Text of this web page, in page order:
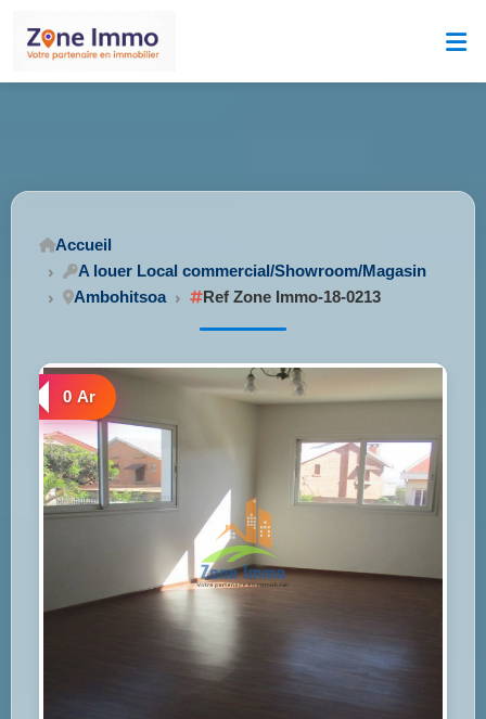
Accueil
A louer Local commercial/Showroom/Magasin
Ambohitsoa
Ref Zone Immo-18-0213
0 Ar